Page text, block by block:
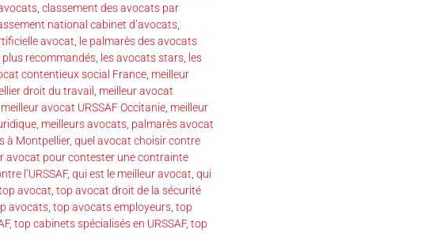
classement des avocats par
national cabinet d’avocats
avocat le palmarès des avocats
plus recommandés les avocats stars les
contentieux social France meilleur
droit du travail meilleur avocat
meilleur avocat URSSAF Occitanie meilleur
meilleurs avocats palmarès avocat
à Montpellier, quel avocat choisir contre
avocat pour contester une contrainte
l’URSSAF, qui est le meilleur avocat qui
avocat top avocat droit de la sécurité
avocats top avocats employeurs top
, top cabinets spécialisés en URSSAF, top